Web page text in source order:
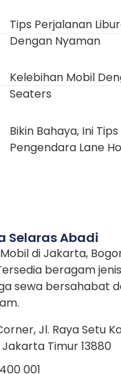
Selaras Abadi
di Jakarta,
beragam
sewa bersahabat
Jl. Raya Setu
Timur 13880
001
Tips Perjalanan
Dengan Nyaman
Kelebihan Mobil
Seaters
Bikin Bahaya, Ini
Pengendara Lane